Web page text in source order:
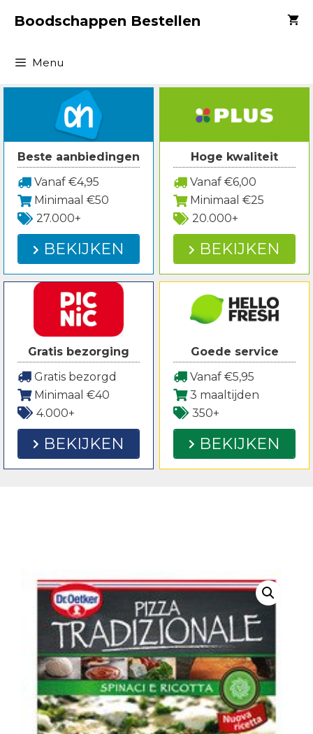
naarBoodschappen Bestellen
Menu
Beste aanbiedingen
Vanaf €4,95
Minimaal €50
27.000+
BEKIJKEN
Hoge kwaliteit
Vanaf €6,00
Minimaal €25
20.000+
BEKIJKEN
Gratis bezorging
Gratis bezorgd
Minimaal €40
4.000+
BEKIJKEN
Goede service
Vanaf €5,95
3 maaltijden
350+
BEKIJKEN